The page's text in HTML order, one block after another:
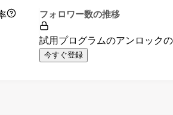
フォロワー数の推移
試用プログラムのアンロックの
今すぐ登録